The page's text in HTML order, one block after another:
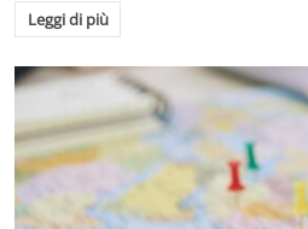
Leggi di più